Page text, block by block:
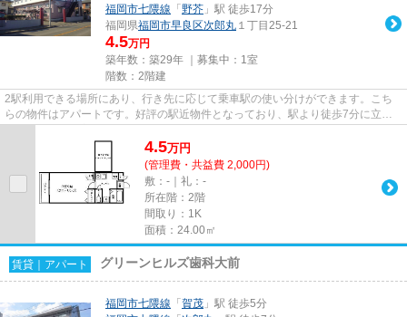
福岡市七隈線 「 野芥 」駅 徒歩17分
福岡県福岡市早良区次郎丸 １丁目25-21
4.5万円
築年数：築29年 ｜募集中： 1室
階数：2階建
2駅利用できる場所にあり、行き先に応じて乗車駅の使い分けができます。こち
らの物件はアパートです。好評の駅近物件となっており、駅より徒歩7分に立地
4.5万円
(管理費・共益費 2,000円)
敷：-｜礼：-
所在階：2階
間取り：1K
面積：24.00㎡
賃貸｜アパート グリーンヒルズ歯科大前
福岡市七隈線 「 賀茂 」駅 徒歩5分